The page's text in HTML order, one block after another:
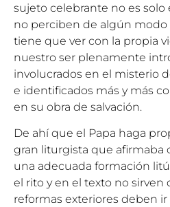
sujeto celebrante no es solo
no perciben de algún modo
tiene que ver con la propia
nuestro ser plenamente
involucrados en el misterio
e identificados más y más
en su obra de salvación.
De ahí que el Papa haga
gran liturgista que afirmaba
una adecuada formación
el rito y en el texto no sirven
reformas exteriores deben